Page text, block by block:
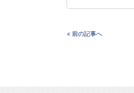
< 前の記事へ